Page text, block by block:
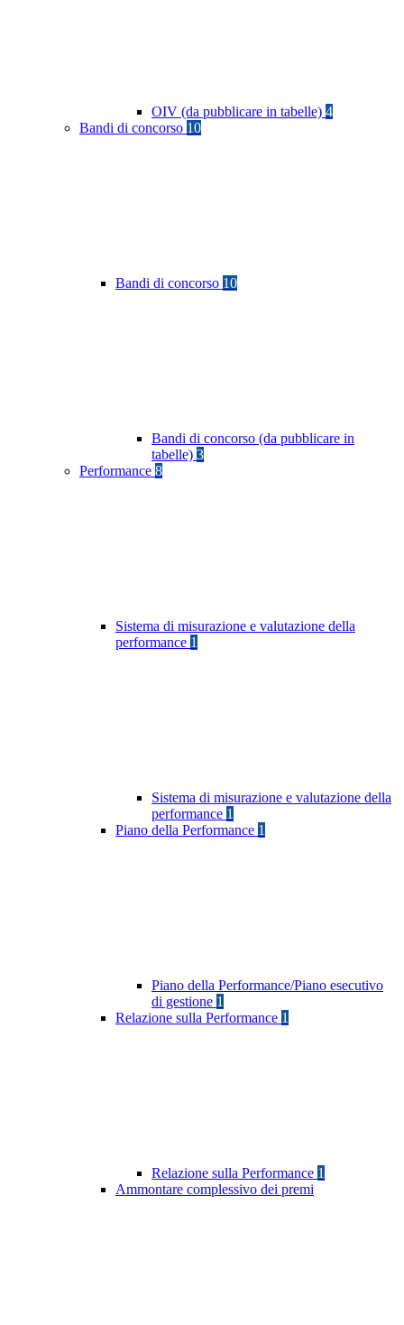
OIV (da pubblicare in tabelle) 4
Bandi di concorso 10
Bandi di concorso 10
Bandi di concorso (da pubblicare in
tabelle) 3
Performance 8
Sistema di misurazione e valutazione della
performance 1
Sistema di misurazione e valutazione della
performance 1
Piano della Performance 1
Piano della Performance/Piano esecutivo
di gestione 1
Relazione sulla Performance 1
Relazione sulla Performance 1
Ammontare complessivo dei premi